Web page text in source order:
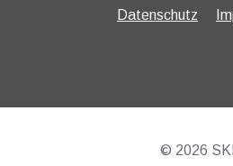
Datenschutz
© 2026